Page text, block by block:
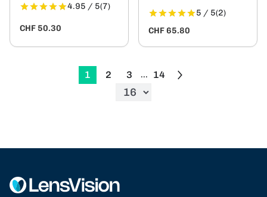
4.95 / 5(7)
CHF 50.30
5 / 5(2)
CHF 65.80
1 2 3 ... 14